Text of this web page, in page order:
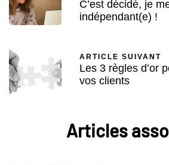
C’est décidé, je
indépendant(e) !
ARTICLE SUIVANT
Les 3 règles d’or
vos clients
Articles